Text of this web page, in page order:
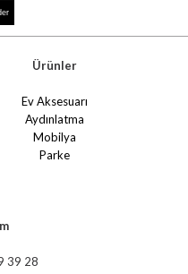
Ürünler
Ev Aksesuarı
Aydınlatma
Mobilya
Parke
39 28